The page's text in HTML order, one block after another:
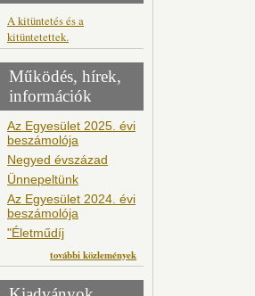
A kitüntetés és a
kitüntetettek.
Működés, hírek,
információk
Az Egyesület 2025. évi
beszámolója
Negyed évszázad
Ünnepeltünk
Az Egyesület 2024. évi
beszámolója
"Életműdíj
további közlemények